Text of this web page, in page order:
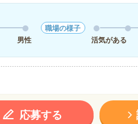
男性
職場の様子
活気がある
応募する